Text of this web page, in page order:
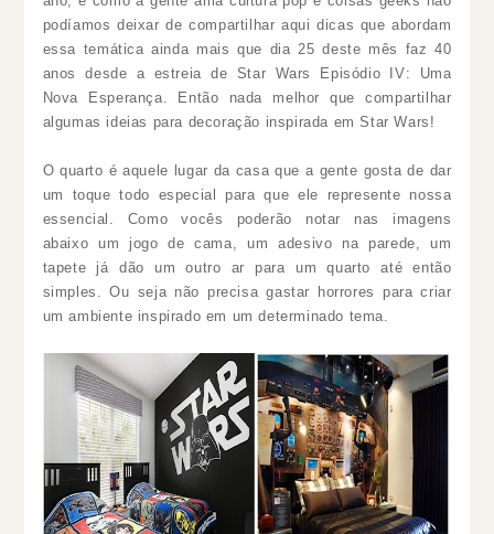
podíamos deixar de compartilhar aqui dicas que abordam
essa temática ainda mais que dia 25 deste mês faz 40
anos desde a estreia de Star Wars Episódio IV: Uma
Nova Esperança. Então nada melhor que compartilhar
algumas ideias para decoração inspirada em Star Wars!
O quarto é aquele lugar da casa que a gente gosta de dar
um toque todo especial para que ele represente nossa
essencial. Como vocês poderão notar nas imagens
abaixo um jogo de cama, um adesivo na parede, um
tapete já dão um outro ar para um quarto até então
simples. Ou seja não precisa gastar horrores para criar
um ambiente inspirado em um determinado tema.